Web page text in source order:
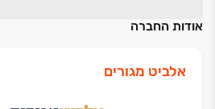
אודות החברה
אלביט מגורים